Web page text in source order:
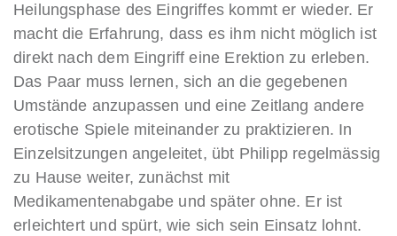
Heilungsphase des Eingriffes kommt er wieder. Er
macht die Erfahrung, dass es ihm nicht möglich ist
direkt nach dem Eingriff eine Erektion zu erleben.
Das Paar muss lernen, sich an die gegebenen
Umstände anzupassen und eine Zeitlang andere
erotische Spiele miteinander zu praktizieren. In
Einzelsitzungen angeleitet, übt Philipp regelmässig
zu Hause weiter, zunächst mit
Medikamentenabgabe und später ohne. Er ist
erleichtert und spürt, wie sich sein Einsatz lohnt.